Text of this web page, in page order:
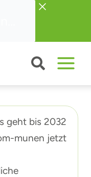
geht bis 2032
munen jetzt